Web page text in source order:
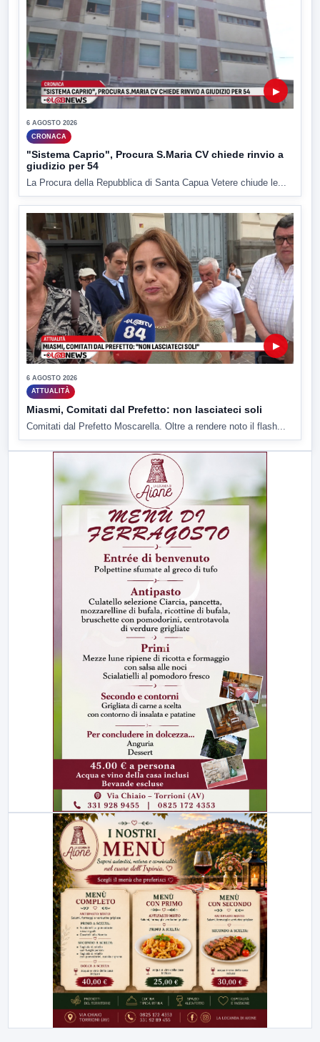
▶
6 AGOSTO 2026
CRONACA
"Sistema Caprio", Procura S.Maria CV chiede rinvio a
giudizio per 54
La Procura della Repubblica di Santa Capua Vetere chiude le...
▶
6 AGOSTO 2026
ATTUALITÀ
Miasmi, Comitati dal Prefetto: non lasciateci soli
Comitati dal Prefetto Moscarella. Oltre a rendere noto il flash...